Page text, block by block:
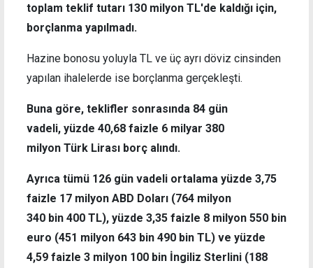
toplam teklif tutarı 130 milyon TL'de kaldığı için,
borçlanma yapılmadı.
Hazine bonosu yoluyla TL ve üç ayrı döviz cinsinden
yapılan ihalelerde ise borçlanma gerçekleşti.
Buna göre, teklifler sonrasında 84 gün
vadeli, yüzde 40,68 faizle 6 milyar 380
milyon Türk Lirası borç alındı.
Ayrıca tümü 126 gün vadeli ortalama yüzde 3,75
faizle 17 milyon ABD Doları (764 milyon
340 bin 400 TL), yüzde 3,35 faizle 8 milyon 550 bin
euro (451 milyon 643 bin 490 bin TL) ve yüzde
4,59 faizle 3 milyon 100 bin İngiliz Sterlini (188